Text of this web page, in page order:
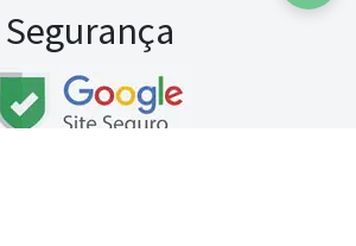
Segurança